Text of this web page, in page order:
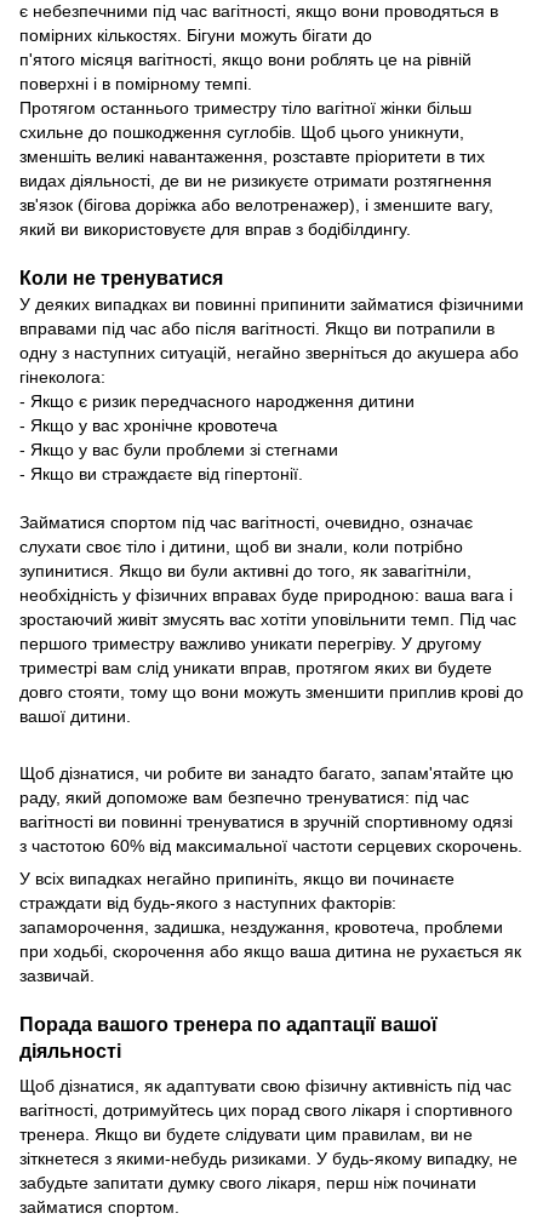
є небезпечними під час вагітності, якщо вони проводяться в
помірних кількостях. Бігуни можуть бігати до
п'ятого місяця вагітності, якщо вони роблять це на рівній
поверхні і в помірному темпі.
Протягом останнього триместру тіло вагітної жінки більш
схильне до пошкодження суглобів. Щоб цього уникнути,
зменшіть великі навантаження, розставте пріоритети в тих
видах діяльності, де ви не ризикуєте отримати розтягнення
зв'язок (бігова доріжка або велотренажер), і зменшите вагу,
який ви використовуєте для вправ з бодібілдингу.
Коли не тренуватися
У деяких випадках ви повинні припинити займатися фізичними
вправами під час або після вагітності. Якщо ви потрапили в
одну з наступних ситуацій, негайно зверніться до акушера або
гінеколога:
- Якщо є ризик передчасного народження дитини
- Якщо у вас хронічне кровотеча
- Якщо у вас були проблеми зі стегнами
- Якщо ви страждаєте від гіпертонії.
Займатися спортом під час вагітності, очевидно, означає
слухати своє тіло і дитини, щоб ви знали, коли потрібно
зупинитися. Якщо ви були активні до того, як завагітніли,
необхідність у фізичних вправах буде природною: ваша вага і
зростаючий живіт змусять вас хотіти уповільнити темп. Під час
першого триместру важливо уникати перегріву. У другому
триместрі вам слід уникати вправ, протягом яких ви будете
довго стояти, тому що вони можуть зменшити приплив крові до
вашої дитини.
Щоб дізнатися, чи робите ви занадто багато, запам'ятайте цю
раду, який допоможе вам безпечно тренуватися: під час
вагітності ви повинні тренуватися в зручній спортивному одязі
з частотою 60% від максимальної частоти серцевих скорочень.
У всіх випадках негайно припиніть, якщо ви починаєте
страждати від будь-якого з наступних факторів:
запаморочення, задишка, нездужання, кровотеча, проблеми
при ходьбі, скорочення або якщо ваша дитина не рухається як
зазвичай.
Порада вашого тренера по адаптації вашої
діяльності
Щоб дізнатися, як адаптувати свою фізичну активність під час
вагітності, дотримуйтесь цих порад свого лікаря і спортивного
тренера. Якщо ви будете слідувати цим правилам, ви не
зіткнетеся з якими-небудь ризиками. У будь-якому випадку, не
забудьте запитати думку свого лікаря, перш ніж починати
займатися спортом.